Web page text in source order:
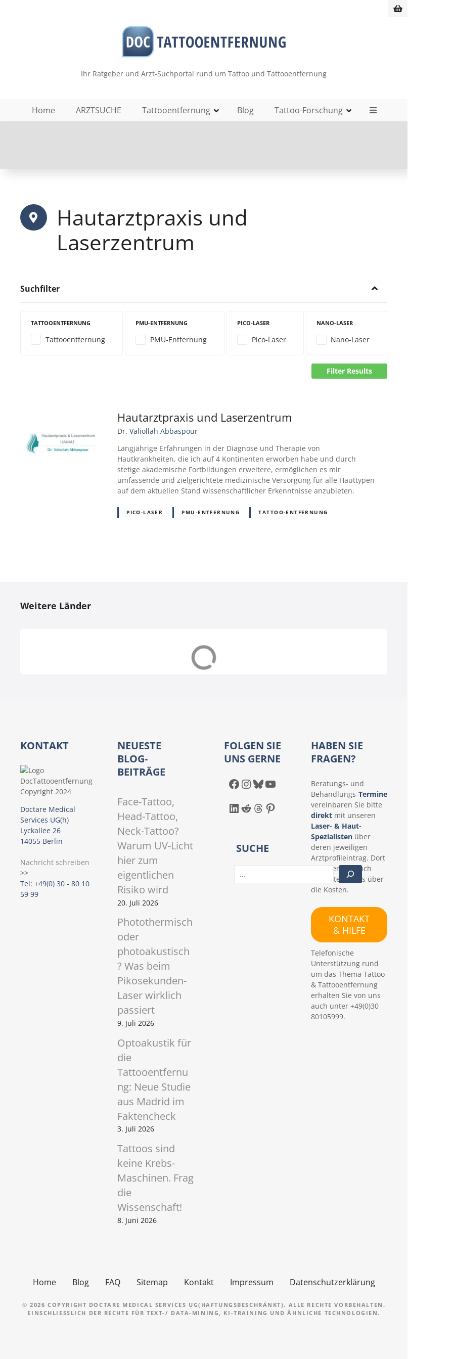
Ihr Ratgeber und Arzt-Suchportal rund um Tattoo und Tattooentfernung
Home ARZTSUCHE Tattooentfernung Blog Tattoo-Forschung
Hautarztpraxis und
Laserzentrum
Suchfilter
TATTOOENTFERNUNG
Tattooentfernung
PMU-ENTFERNUNG
PMU-Entfernung
PICO-LASER
Pico-Laser
NANO-LASER
Nano-Laser
Filter Results
Hautarztpraxis und Laserzentrum
Dr. Valiollah Abbaspour
Langjährige Erfahrungen in der Diagnose und Therapie von
Hautkrankheiten, die ich auf 4 Kontinenten erworben habe und durch
stetige akademische Fortbildungen erweitere, ermöglichen es mir
umfassende und zielgerichtete medizinische Versorgung für alle Hauttypen
auf dem aktuellen Stand wissenschaftlicher Erkenntnisse anzubieten.
PICO-LASER PMU-ENTFERNUNG TATTOO-ENTFERNUNG
i
g
a
t
i
o
n
Weitere Länder
Deutschland (D)
KONTAKT
Doctare Medical
Services UG(h)
Lyckallee 26
14055 Berlin
Nachricht schreiben
>>
Tel: +49(0) 30 - 80 10
59 99
NEUESTE
BLOG-
BEITRÄGE
Face-Tattoo,
Head-Tattoo,
Neck-Tattoo?
Warum UV-Licht
hier zum
eigentlichen
Risiko wird
20. Juli 2026
Photothermisch
oder
photoakustisch
? Was beim
Pikosekunden-
Laser wirklich
passiert
9. Juli 2026
Optoakustik für
die
Tattooentfernu
ng: Neue Studie
aus Madrid im
Faktencheck
3. Juli 2026
Tattoos sind
keine Krebs-
Maschinen. Frag
die
Wissenschaft!
8. Juni 2026
FOLGEN SIE
UNS GERNE
Facebook InstagramBluesky YouTube
LinkedIn Reddit Threads Pinterest
SUCHE
HABEN SIE
FRAGEN?
Beratungs- und
Behandlungs-Termine
vereinbaren Sie bitte
direktmit unseren
Laser- & Haut-
Spezialistenüber
deren jeweiligen
Arztprofileintrag. Dort
erfahren Sie auch
konkrete Details über
die Kosten.
KONTAKT
& HILFE
Telefonische
Unterstützung rund
um das Thema Tattoo
& Tattooentfernung
erhalten Sie von uns
auch unter +49(0)30
80105999.
Home Blog FAQ Sitemap Kontakt Impressum Datenschutzerklärung
© 2026 COPYRIGHT DOCTARE MEDICAL SERVICES UG(HAFTUNGSBESCHRÄNKT). ALLE RECHTE VORBEHALTEN.
EINSCHLIESSLICH DER RECHTE FÜR TEXT-/ DATA-MINING, KI-TRAINING UND ÄHNLICHE TECHNOLOGIEN.